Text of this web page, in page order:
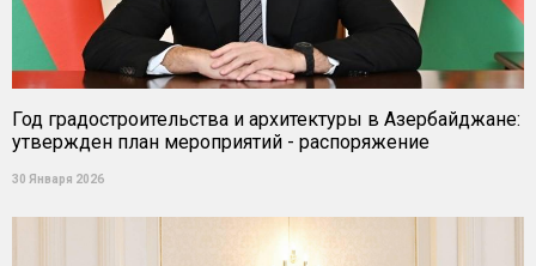
Год градостроительства и архитектуры в Азербайджане:
утвержден план мероприятий - распоряжение
30 Января 2026